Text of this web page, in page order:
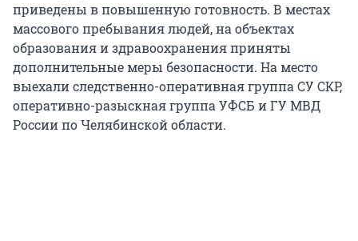
приведены в повышенную готовность. В местах
массового пребывания людей, на объектах
образования и здравоохранения приняты
дополнительные меры безопасности. На место
выехали следственно-оперативная группа СУ СКР,
оперативно-разыскная группа УФСБ и ГУ МВД
России по Челябинской области.